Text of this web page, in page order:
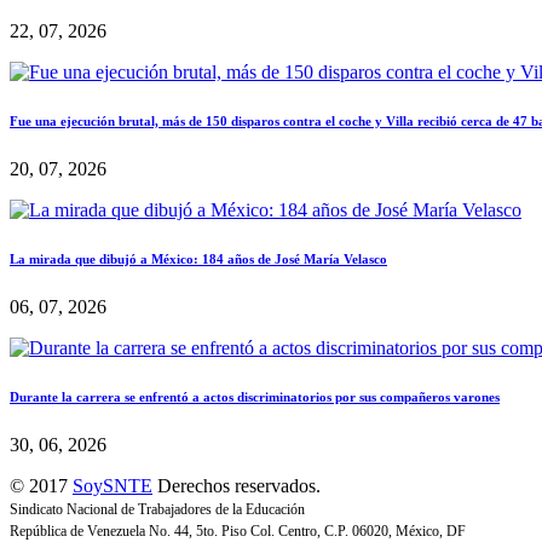
22, 07, 2026
Fue una ejecución brutal, más de 150 disparos contra el coche y Villa recibió cerca de 47
20, 07, 2026
La mirada que dibujó a México: 184 años de José María Velasco
06, 07, 2026
Durante la carrera se enfrentó a actos discriminatorios por sus compañeros varones
30, 06, 2026
© 2017 SoySNTE Derechos reservados.
Sindicato Nacional de Trabajadores de la Educación
República de Venezuela No. 44, 5to. Piso Col. Centro, C.P. 06020, México, DF